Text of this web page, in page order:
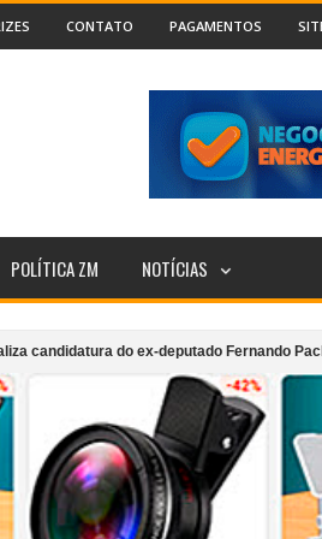
CONTATO PAGAMENTOS
POLÍTICA ZM NOTÍCIAS
do ex-deputado Fernando Pacheco em
coletivo urbano de Cataguases